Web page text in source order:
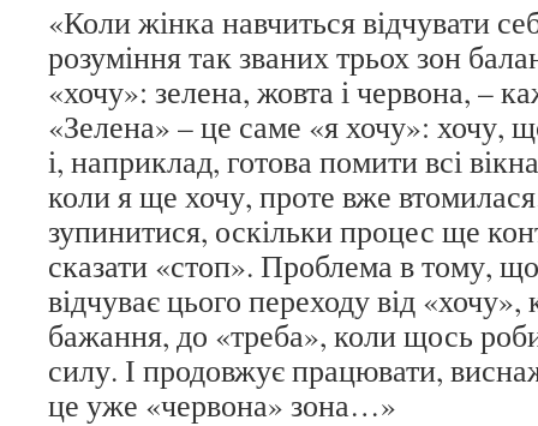
«Коли жінка навчиться відчувати
розуміння так званих трьох зон
«хочу»: зелена, жовта і червона, –
«Зелена» – це саме «я хочу»: хочу,
і, наприклад, готова помити всі
коли я ще хочу, проте вже
зупинитися, оскільки процес ще
сказати «стоп». Проблема в тому,
відчуває цього переходу від «хочу»,
бажання, до «треба», коли щось
силу. І продовжує працювати,
це уже «червона» зона…»